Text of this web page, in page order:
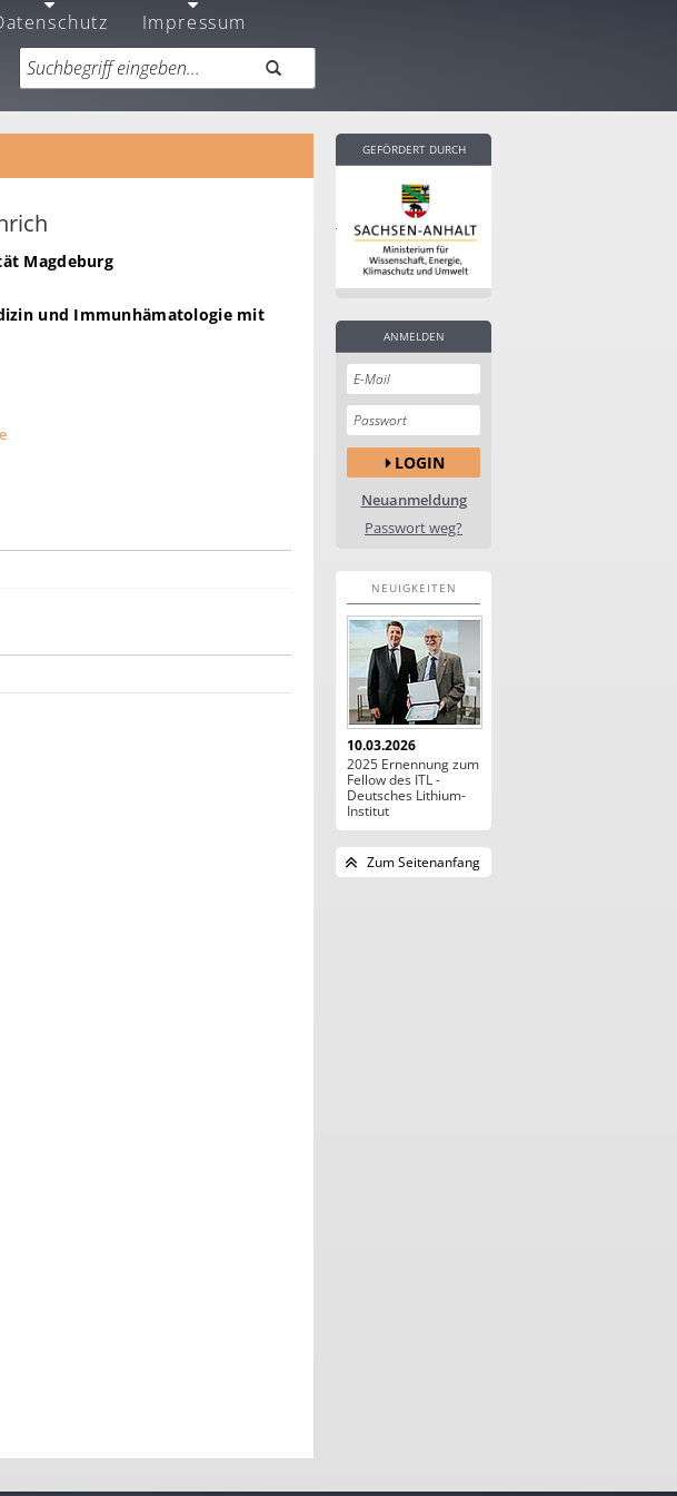
Impressum
Magdeburg
und Immunhämatologie mit
GEFÖRDERT DURCH
ANMELDEN
LOGIN
Neuanmeldung
Passwort weg?
NEUIGKEITEN
10.03.2026
2025 Ernennung zum
Fellow des ITL -
Deutsches Lithium-
Institut
Zum Seitenanfang